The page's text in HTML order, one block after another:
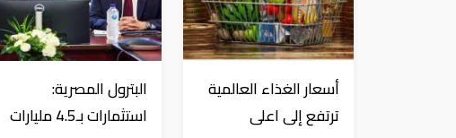
أسعار الغذاء العالمية
ترتفع إلى اعلى
البترول المصرية:
استثمارات بـ4.5 مليارات